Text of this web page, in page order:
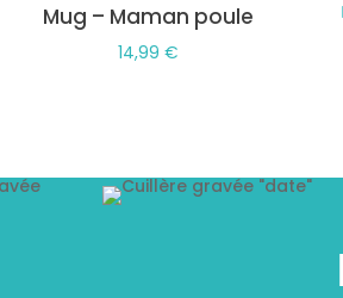
Mug – Maman poule
14,99€